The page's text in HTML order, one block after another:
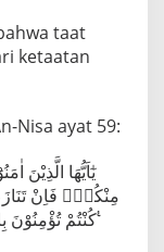
taat
ketaatan
Nisa ayat 59:
يٰٓاَيُّهَا الَّذِيْنَ
مِنْكُمْۚ فَاِنْ
كُنْتُمْ تُؤْمِنُوْنَ بِاللّٰهِ وَالْيَوْمِ الْاٰخِرِۗ ذٰلِكَ خَيْرٌ وَّاَحْسَنُ تَأْوِيْلًا ࣖ